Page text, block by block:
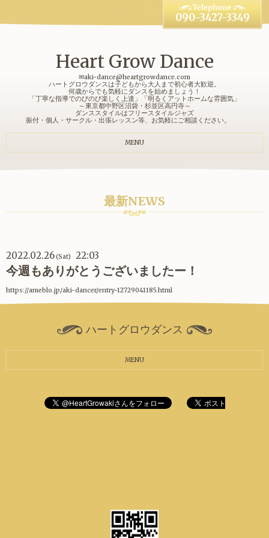
Heart Grow Dance
✉aki-dance@heartgrowdance.com
ハートグロウダンスは子どもから大人まで初心者大歓迎。
何歳からでも気軽にダンスを始めましょう！
「丁寧な指導でのびのび楽しく上達」「明るくアットホームな雰囲気」
～東京都中野区沼袋・杉並区高円寺～
ダンススタイルはフリースタイルジャズ
振付・個人・サークル・出張レッスン等、お気軽にご相談ください。
090-3427-3349
MENU
最新NEWS
2022.02.26(Sat) 22:03
今週もありがとうございましたー！
https://ameblo.jp/aki-dancer/entry-12729041185.html
ハートグロウダンス
MENU